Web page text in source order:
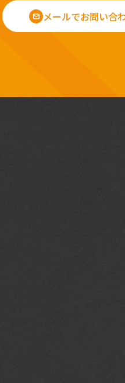
メールでお問い合